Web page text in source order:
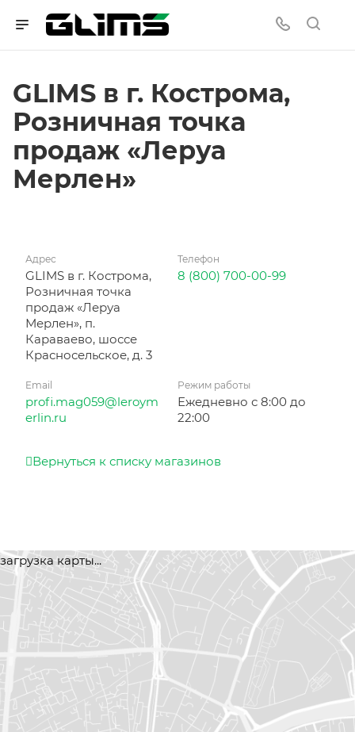
GLIMS в г. Кострома,
Розничная точка
продаж «Леруа
Мерлен»
Адрес
GLIMS в г. Кострома,
Розничная точка
продаж «Леруа
Мерлен», п.
Караваево, шоссе
Красносельское, д. 3
Телефон
8 (800) 700-00-99
Email
profi.mag059@leroym
erlin.ru
Режим работы
Ежедневно с 8:00 до
22:00
Вернуться к списку магазинов
загрузка карты...